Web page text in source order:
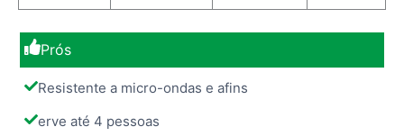
Prós
Resistente a micro-ondas e afins
erve até 4 pessoas